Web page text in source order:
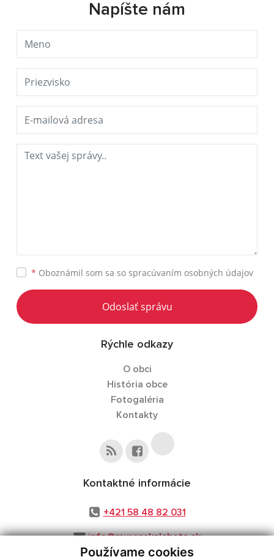
Používame cookies
Napíšte nám
* Oboznámil som sa so spracúvaním osobných údajov
Odoslať správu
Rýchle odkazy
O obci
História obce
Fotogaléria
Kontakty
Kontaktné informácie
+421 58 48 82 031
info@muranskalehota.sk